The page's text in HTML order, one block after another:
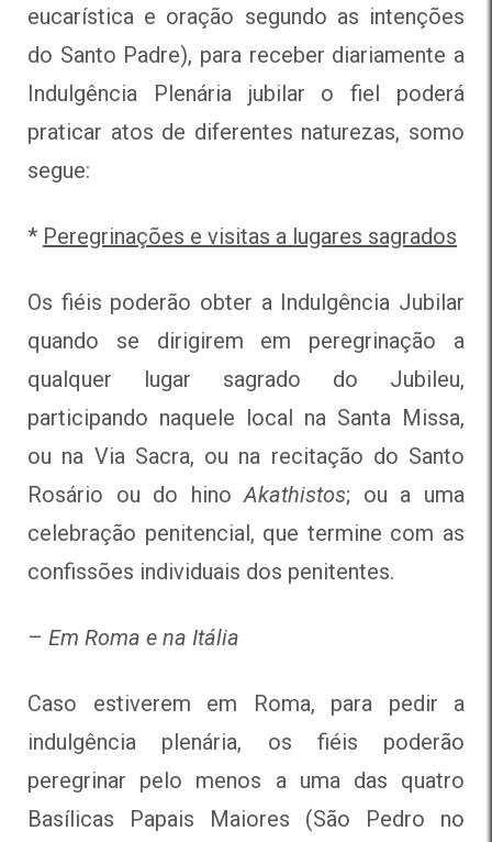
eucarística e oração segundo as intenções
do Santo Padre), para receber diariamente a
Indulgência Plenária jubilar o fiel poderá
praticar atos de diferentes naturezas, somo
segue:
* Peregrinações e visitas a lugares sagrados
Os fiéis poderão obter a Indulgência Jubilar
quando se dirigirem em peregrinação a
qualquer lugar sagrado do Jubileu,
participando naquele local na Santa Missa,
ou na Via Sacra, ou na recitação do Santo
Rosário ou do hinoAkathistos; ou a uma
celebração penitencial, que termine com as
confissões individuais dos penitentes.
– Em Roma e na Itália
Caso estiverem em Roma, para pedir a
indulgência plenária, os fiéis poderão
peregrinar pelo menos a uma das quatro
Basílicas Papais Maiores (São Pedro no